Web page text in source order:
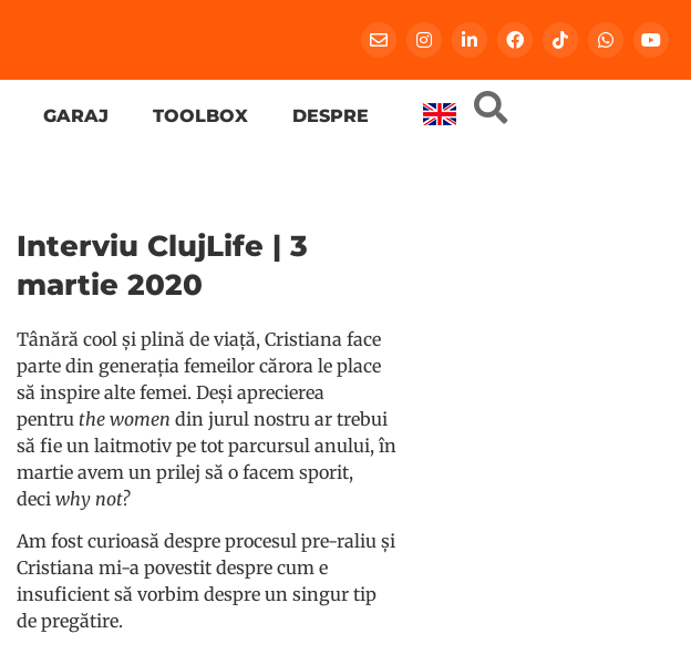
GARAJ TOOLBOX DESPRE
Interviu ClujLife | 3
martie 2020
Tânără cool și plină de viață, Cristiana face
parte din generația femeilor cărora le place
să inspire alte femei. Deși aprecierea
pentru the women din jurul nostru ar trebui
să fie un laitmotiv pe tot parcursul anului, în
martie avem un prilej să o facem sporit,
deci why not?
Am fost curioasă despre procesul pre-raliu și
Cristiana mi-a povestit despre cum e
insuficient să vorbim despre un singur tip
de pregătire.